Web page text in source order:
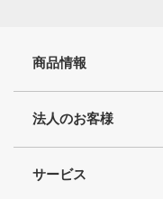
商品情報
法人のお客様
サービス